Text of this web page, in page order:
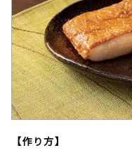
【作り方】